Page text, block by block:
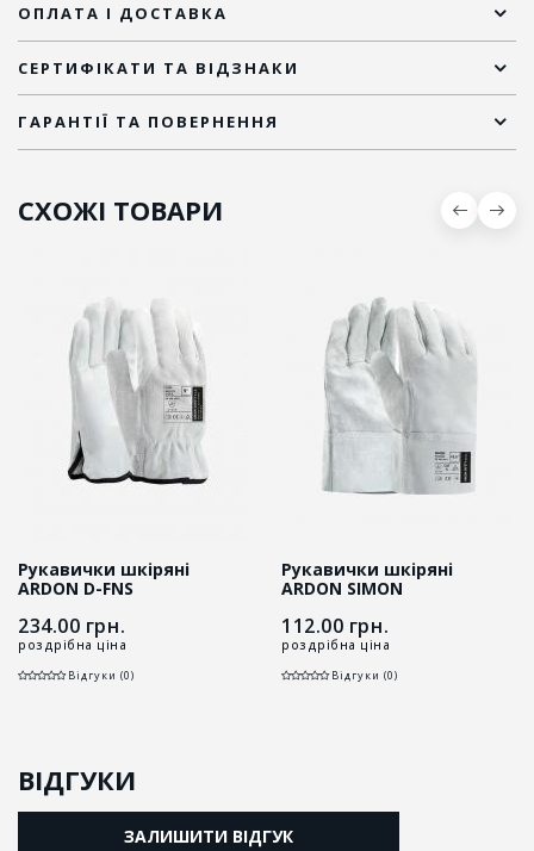
ОПЛАТА І ДОСТАВКА
СЕРТИФІКАТИ ТА ВІДЗНАКИ
ГАРАНТІЇ ТА ПОВЕРНЕННЯ
СХОЖІ ТОВАРИ
Рукавички шкіряні
ARDON D-FNS
234.00 грн.
роздрібна ціна
Відгуки (0)
Рукавички шкіряні
ARDON SIMON
112.00 грн.
роздрібна ціна
Відгуки (0)
ВІДГУКИ
ЗАЛИШИТИ ВІДГУК